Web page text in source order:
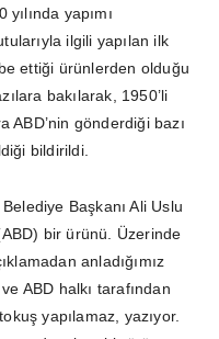
yapımı
ilgili yapılan ilk
ettiği ürünlerden olduğu
bakılarak, 1950’li
ABD’nin gönderdiği bazı
bildirildi.
Başkanı Ali Uslu
bir ürünü. Üzerinde
anladığımız
ABD halkı tarafından
yapılamaz, yazıyor.